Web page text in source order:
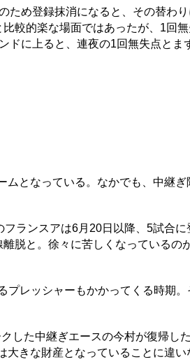
ため登録抹消になると、その替わ
較的楽な場面ではあったが、1回無
ドに上ると、連夜の1回無失点とま
となっている。なかでも、中継ぎ
ランスアは6月20日以降、5試合に
脱と。徐々に苦しくなっているの
レッシャーもかかってくる時期。
した中継ぎエースの今村が復帰し
きな財産となっていることに違い